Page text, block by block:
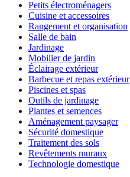
Petits électroménagers
Cuisine et accessoires
Rangement et organisation
Salle de bain
Jardinage
Mobilier de jardin
Éclairage extérieur
Barbecue et repas extérieur
Piscines et spas
Outils de jardinage
Plantes et semences
Aménagement paysager
Sécurité domestique
Traitement des sols
Revêtements muraux
Technologie domestique